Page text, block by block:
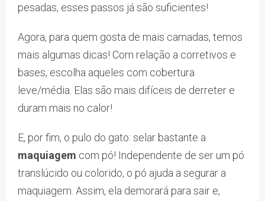
pesadas, esses passos já são suficientes!
Agora, para quem gosta de mais camadas, temos
mais algumas dicas! Com relação a corretivos e
bases, escolha aqueles com cobertura
leve/média. Elas são mais difíceis de derreter e
duram mais no calor!
E, por fim, o pulo do gato: selar bastante a
maquiagem com pó! Independente de ser um pó
translúcido ou colorido, o pó ajuda a segurar a
maquiagem. Assim, ela demorará para sair e,